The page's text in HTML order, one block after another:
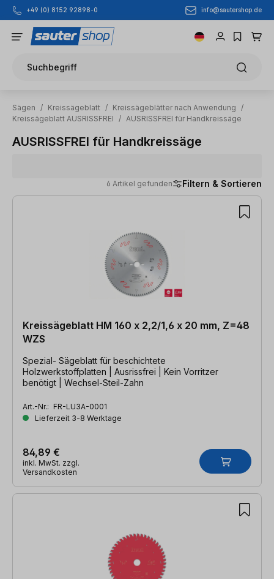
Zum Hauptinhalt springen
+49 (0) 8152 92898-0 info@sautershop.de
Suchbegriff
Sägen / Kreissägeblatt / Kreissägeblätter nach Anwendung
/
Kreissägeblatt AUSRISSFREI
/ AUSRISSFREI für Handkreissäge
AUSRISSFREI für Handkreissäge
6 Artikel gefunden Filtern & Sortieren
6 Artikel gefunden
Kreissägeblatt HM 160 x 2,2/1,6 x 20 mm, Z=48
WZS
Spezial- Sägeblatt für beschichtete
Holzwerkstoffplatten | Ausrissfrei | Kein Vorritzer
benötigt | Wechsel-Steil-Zahn
Art.-Nr.: FR-LU3A-0001
Lieferzeit 3-8 Werktage
84,89 €
inkl. MwSt. zzgl.
Versandkosten